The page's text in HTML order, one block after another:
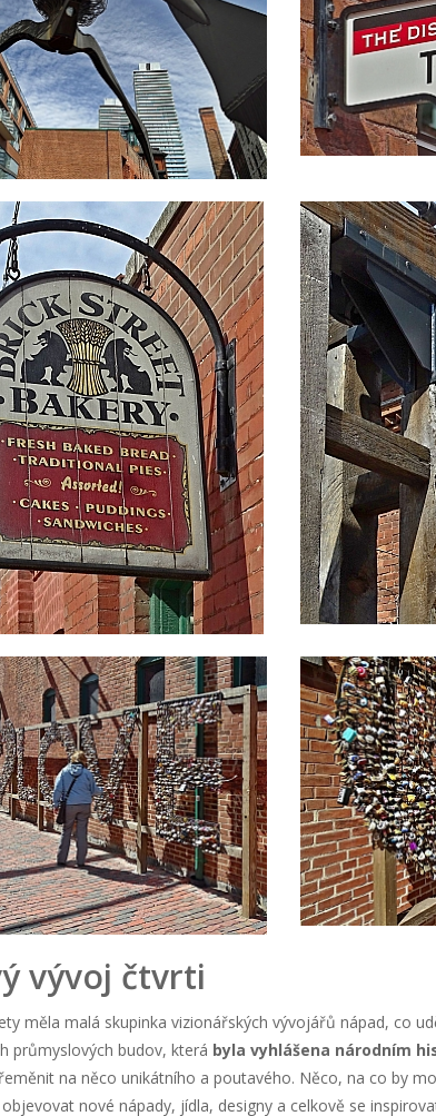
vývoj čtvrti
měla malá skupinka vizionářských vývojářů nápad, co
průmyslových budov, která byla vyhlášena národním
na něco unikátního a poutavého. Něco, na co by
nové nápady, jídla, designy a celkově se